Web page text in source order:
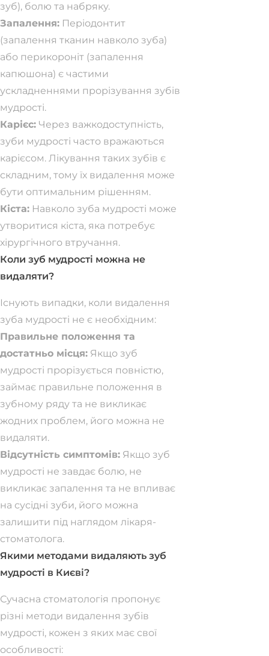
зуб), болю та набряку.
Запалення: Періодонтит
(запалення тканин навколо зуба)
або перикороніт (запалення
капюшона) є частими
ускладненнями прорізування зубів
мудрості.
Карієс: Через важкодоступність,
зуби мудрості часто вражаються
карієсом. Лікування таких зубів є
складним, тому їх видалення може
бути оптимальним рішенням.
Кіста: Навколо зуба мудрості може
утворитися кіста, яка потребує
хірургічного втручання.
Коли зуб мудрості можна не
видаляти?
Існують випадки, коли видалення
зуба мудрості не є необхідним:
Правильне положення та
достатньо місця: Якщо зуб
мудрості прорізується повністю,
займає правильне положення в
зубному ряду та не викликає
жодних проблем, його можна не
видаляти.
Відсутність симптомів: Якщо зуб
мудрості не завдає болю, не
викликає запалення та не впливає
на сусідні зуби, його можна
залишити під наглядом лікаря-
стоматолога.
Якими методами видаляють зуб
мудрості в Києві?
Сучасна стоматологія пропонує
різні методи видалення зубів
мудрості, кожен з яких має свої
особливості: